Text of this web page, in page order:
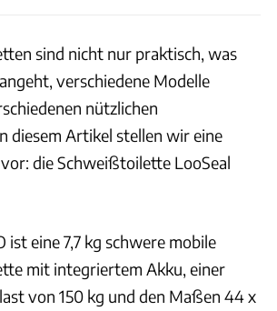
sind nicht nur praktisch, was
verschiedene Modelle
nützlichen
diesem Artikel stellen wir eine
die Schweißtoilette LooSeal
ist eine 7,7 kg schwere mobile
mit integriertem Akku, einer
von 150 kg und den Maßen 44 x